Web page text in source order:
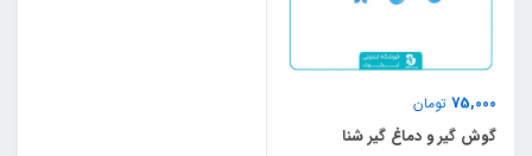
75,000 تومان
گوش گیر و دماغ گیر شنا